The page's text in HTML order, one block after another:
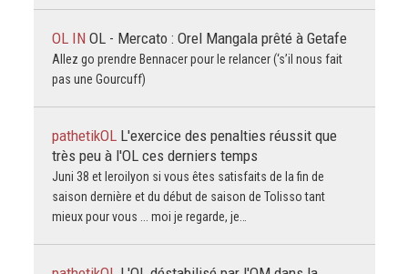
OL IN OL - Mercato : Orel Mangala prêté à Getafe
Allez go prendre Bennacer pour le relancer (‘s’il nous fait
pas une Gourcuff)
pathetikOL L'exercice des penalties réussit que
très peu à l'OL ces derniers temps
Juni 38 et leroilyon si vous êtes satisfaits de la fin de
saison dernière et du début de saison de Tolisso tant
mieux pour vous ... moi je regarde, je…